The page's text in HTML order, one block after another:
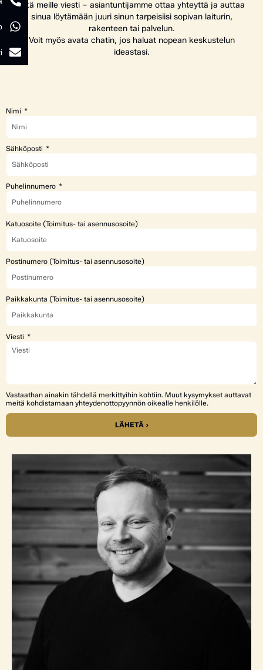
Jätä meille viesti – asiantuntijamme ottaa yhteyttä ja auttaa
sinua löytämään juuri sinun tarpeisiisi sopivan laiturin,
rakenteen tai palvelun.
Voit myös avata chatin, jos haluat nopean keskustelun
ideastasi.
Nimi
Sähköposti
Puhelinnumero
Katuosoite (Toimitus- tai asennusosoite)
Postinumero (Toimitus- tai asennusosoite)
Paikkakunta (Toimitus- tai asennusosoite)
Viesti
Vastaathan ainakin tähdellä merkittyihin kohtiin. Muut kysymykset auttavat
meitä kohdistamaan yhteydenottopyynnön oikealle henkilölle.
LÄHETÄ ›